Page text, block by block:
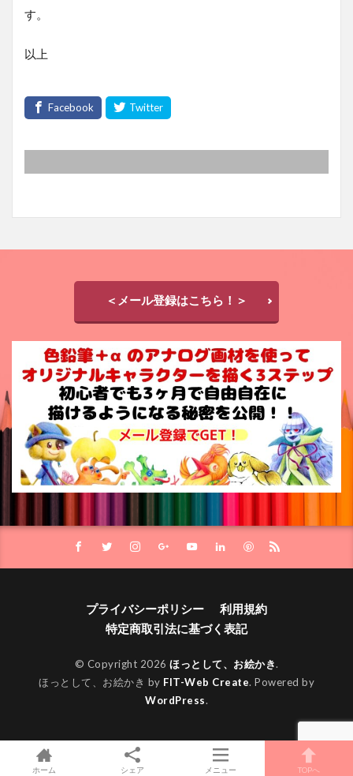
す。
以上
＜メール登録はこちら！＞
プライバシーポリシー
利用規約
特定商取引法に基づく表記
© Copyright 2026 ほっとして、お絵かき.
ほっとして、お絵かき by FIT-Web Create. Powered by
WordPress.
ホーム シェア メニュー TOPへ